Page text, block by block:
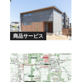
商品サービス